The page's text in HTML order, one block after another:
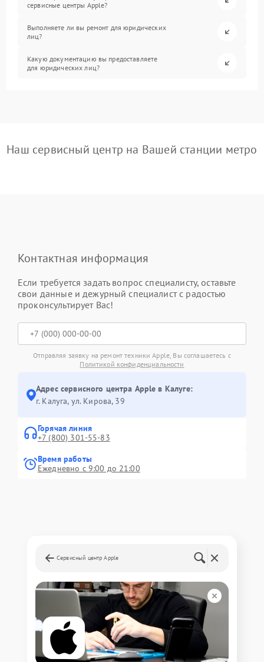
сервисные центры Apple?
Выполняете ли вы ремонт для юридических
лиц?
Какую документацию вы предоставляете
для юридических лиц?
Наш сервисный центр на Вашей станции метро
Контактная информация
Если требуется задать вопрос специалисту, оставьте
свои данные и дежурный специалист с радостью
проконсультирует Вас!
Отправляя заявку на ремонт техники Apple, Вы соглашаетесь с
Политикой конфиденциальности
Адрес сервисного центра Apple в Калуге:
г. Калуга, ул. Кирова, 39
Горячая линия
+7 (800) 301-55-83
Время работы
Ежедневно с 9:00 до 21:00
Сервисный центр Apple